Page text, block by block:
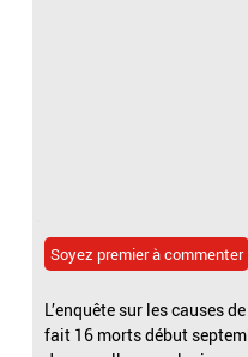
Soyez premier à commenter
L’enquête sur les causes
fait 16 morts début